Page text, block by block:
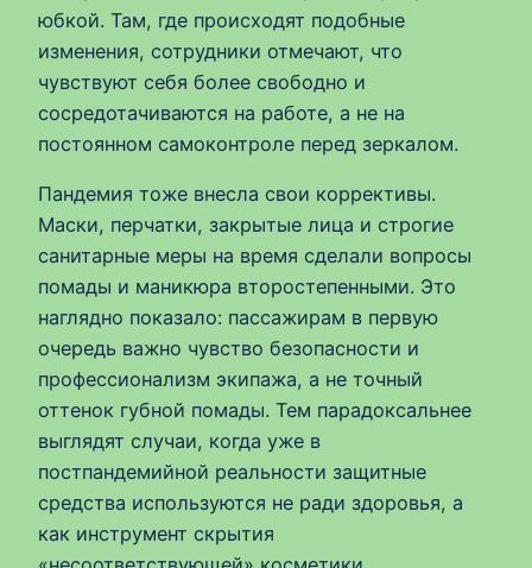
юбкой. Там, где происходят подобные
изменения, сотрудники отмечают, что
чувствуют себя более свободно и
сосредотачиваются на работе, а не на
постоянном самоконтроле перед зеркалом.
Пандемия тоже внесла свои коррективы.
Маски, перчатки, закрытые лица и строгие
санитарные меры на время сделали вопросы
помады и маникюра второстепенными. Это
наглядно показало: пассажирам в первую
очередь важно чувство безопасности и
профессионализм экипажа, а не точный
оттенок губной помады. Тем парадоксальнее
выглядят случаи, когда уже в
постпандемийной реальности защитные
средства используются не ради здоровья, а
как инструмент скрытия